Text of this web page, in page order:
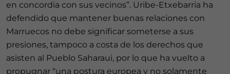
en concordia con sus vecinos”. Uribe-Etxebarria ha
defendido que mantener buenas relaciones con
Marruecos no debe significar someterse a sus
presiones, tampoco a costa de los derechos que
asisten al Pueblo Saharaui, por lo que ha vuelto a
propugnar “una postura europea y no solamente